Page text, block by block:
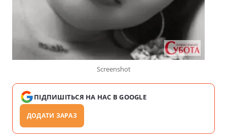
Screenshot
ПІДПИШІТЬСЯ НА НАС В GOOGLE
ДОДАТИ ЗАРАЗ